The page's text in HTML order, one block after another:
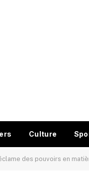
Culture
des pouvoirs en